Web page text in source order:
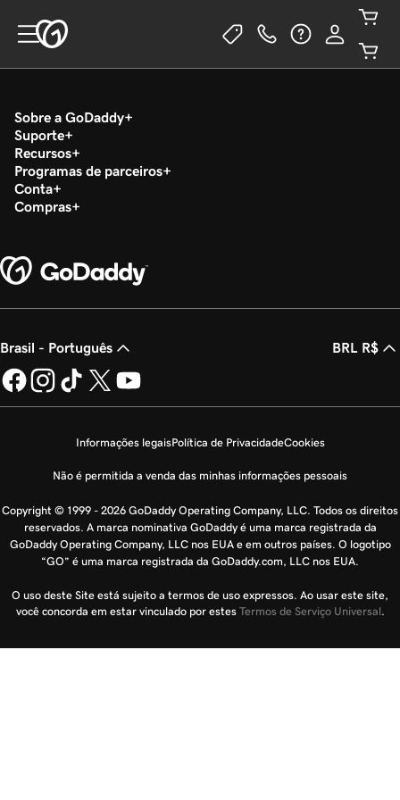
Sobre a GoDaddy
Suporte
Recursos
Programas de parceiros
Conta
Compras
Brasil - Português BRL R$
Informações legaisPolítica de PrivacidadeCookies
Não é permitida a venda das minhas informações pessoais
Copyright © 1999 - 2026 GoDaddy Operating Company, LLC. Todos os direitos
reservados. A marca nominativa GoDaddy é uma marca registrada da
GoDaddy Operating Company, LLC nos EUA e em outros países. O logotipo
“GO” é uma marca registrada da GoDaddy.com, LLC nos EUA.
O uso deste Site está sujeito a termos de uso expressos. Ao usar este site,
você concorda em estar vinculado por estes Termos de Serviço Universal.